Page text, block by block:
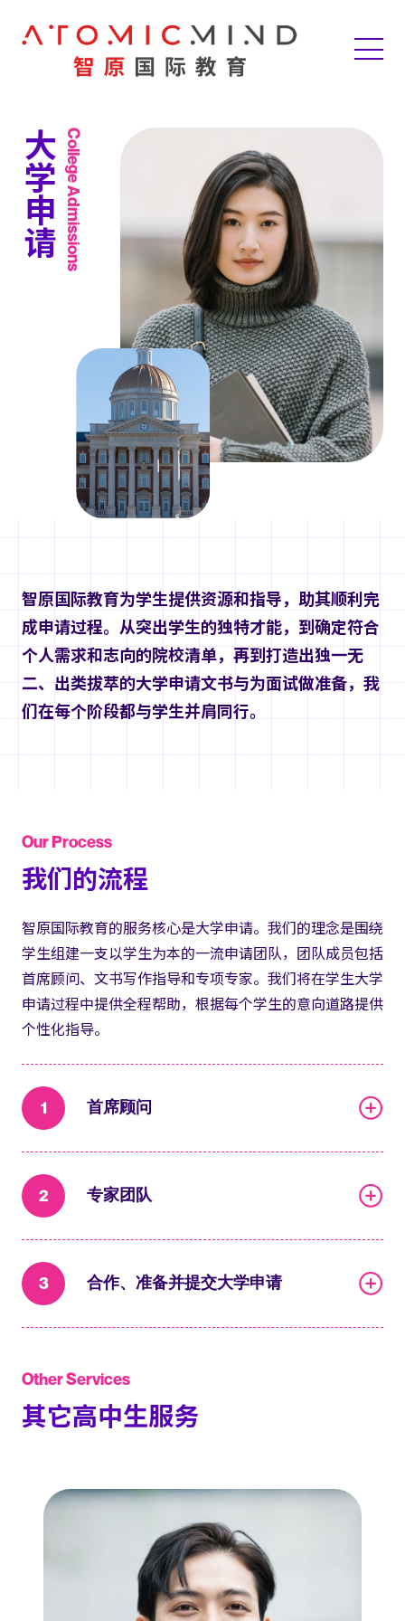
content
College Admissions
大学申请
智原国际教育为学生提供资源和指导，助其顺利完
成申请过程。从突出学生的独特才能，到确定符合
个人需求和志向的院校清单，再到打造出独一无
二、出类拔萃的大学申请文书与为面试做准备，我
们在每个阶段都与学生并肩同行。
Our Process
我们的流程
智原国际教育的服务核心是大学申请。我们的理念是围绕
学生组建一支以学生为本的一流申请团队，团队成员包括
首席顾问、文书写作指导和专项专家。我们将在学生大学
申请过程中提供全程帮助，根据每个学生的意向道路提供
个性化指导。
1 首席顾问
2 专家团队
3 合作、准备并提交大学申请
Other Services
其它高中生服务